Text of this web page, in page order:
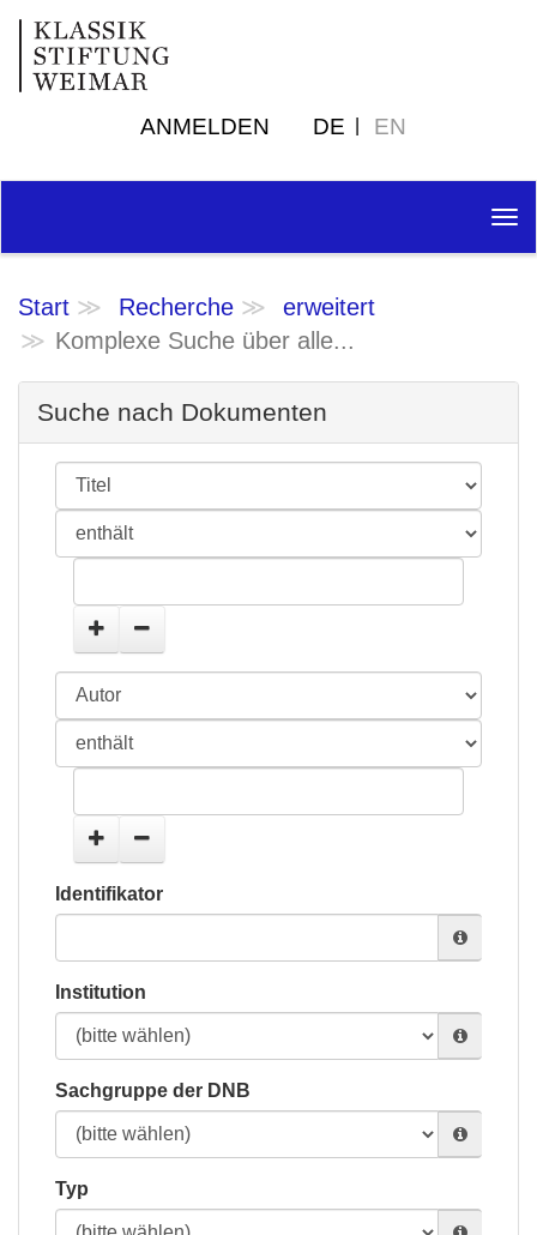
ANMELDEN DE EN
Start Recherche
erweitert
Komplexe Suche über alle...
Suche nach Dokumenten
Identifikator
Institution
Sachgruppe der DNB
Typ